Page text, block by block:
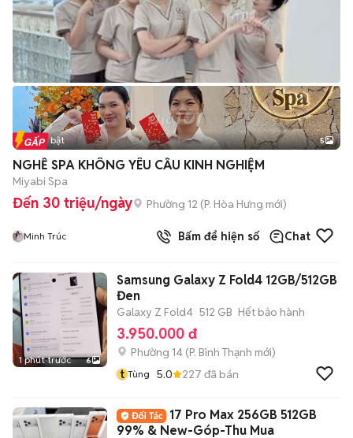
Tin nổi bật 5
NGHỀ SPA KHÔNG YÊU CẦU KINH NGHIỆM
Miyabi Spa
Đến 30 triệu/ngày Phường 12 (P. Hòa Hưng mới)
Minh Trúc Bấm để hiện số Chat
1 phút trước 6
Samsung Galaxy Z Fold4 12GB/512GB
Đen
Galaxy Z Fold4 512 GB Hết bảo hành
3.950.000 đ
Phường 14 (P. Bình Thạnh mới)
t Tùng 5.0 227 đã bán
17 Pro Max 256GB 512GB
99% & New-Góp-Thu Mua